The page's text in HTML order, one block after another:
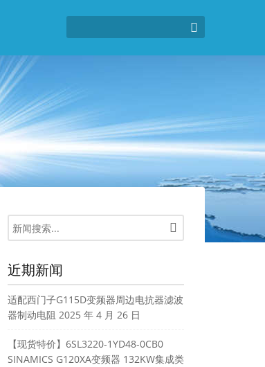
近期新闻
适配西门子G115D变频器周边电抗器滤波
器制动电阻 2025 年 4 月 26 日
【现货特价】6SL3220-1YD48-0CB0
SINAMICS G120XA变频器 132KW集成类